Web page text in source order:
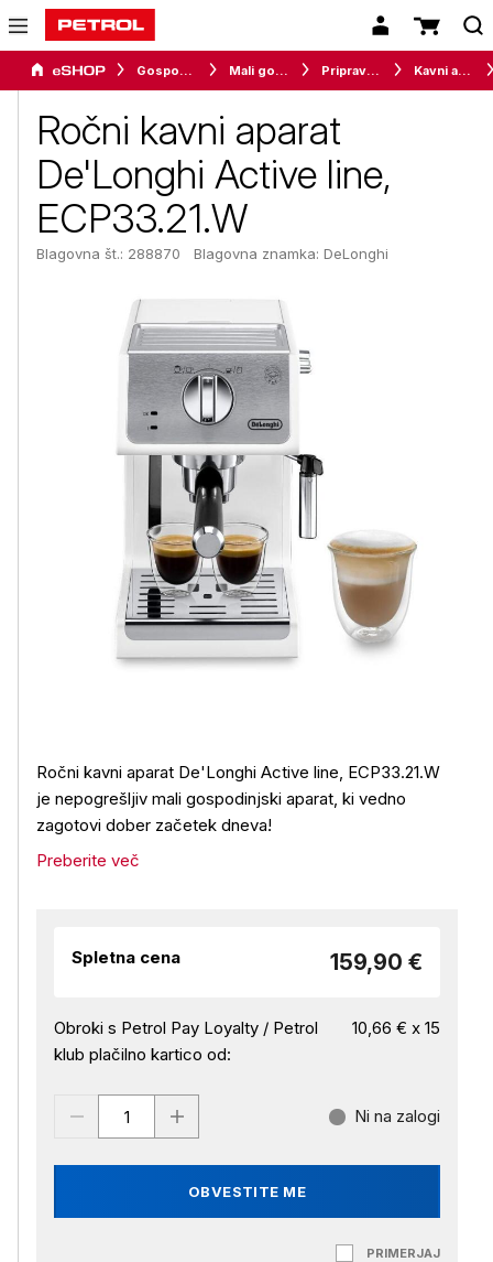
Gospodinjski aparati Mali gospodinjski aparati Priprava napitkov Kavni aparati
Ročni kavni aparat
De'Longhi Active line,
ECP33.21.W
Blagovna št.: 288870 Blagovna znamka: DeLonghi
Ročni kavni aparat De'Longhi Active line, ECP33.21.W
je nepogrešljiv mali gospodinjski aparat, ki vedno
zagotovi dober začetek dneva!
Preberite več
Spletna cena 159,90 €
Obroki s Petrol Pay Loyalty / Petrol
klub plačilno kartico od:
10,66 € x 15
OBVESTITE ME
Ni na zalogi
PRIMERJAJ